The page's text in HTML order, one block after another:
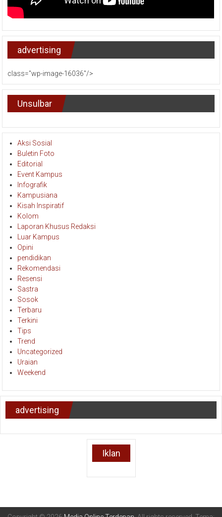
advertising
class="wp-image-16036"/>
Unsulbar
Aksi Sosial
Buletin Foto
Editorial
Event Kampus
Infografik
Kampusiana
Kisah Inspiratif
Kolom
Laporan Khusus Redaksi
Luar Kampus
Opini
pendidikan
Rekomendasi
Resensi
Sastra
Sosok
Terbaru
Terkini
Tips
Trend
Uncategorized
Uraian
Weekend
advertising
Iklan